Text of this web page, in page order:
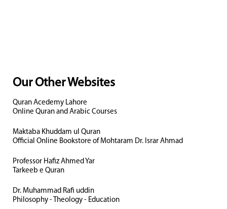
Our Other Websites
Quran Acedemy Lahore
Online Quran and Arabic Courses
Maktaba Khuddam ul Quran
Official Online Bookstore of Mohtaram Dr. Israr Ahmad
Professor Hafiz Ahmed Yar
Tarkeeb e Quran
Dr. Muhammad Rafi uddin
Philosophy - Theology - Education